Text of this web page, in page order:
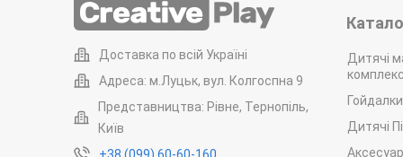
4.
означає,
буде.
5.Нема
Доставка по всій Україні
Адреса: м.Луцьк, вул. Колгоспна 9
Представництва: Рівне, Тернопіль,
Київ
Дитячі
Дитячі